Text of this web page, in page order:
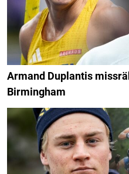
Armand Duplantis
Birmingham